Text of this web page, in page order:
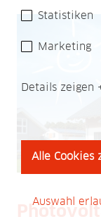
Statistiken
Marketing
Details zeigen
Alle Cookies
Auswahl